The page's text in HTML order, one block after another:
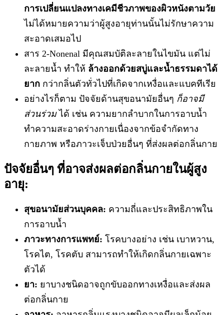
การเปลี่ยนแปลงทางเคมีชีวภาพของผิวหนังตามวัย
ไม่ได้หมายความว่าผู้สูงอายุท่านนั้นไม่รักษาความ
สะอาดเสมอไป
สาร 2-Nonenal มีคุณสมบัติละลายในไขมัน แต่ไม่
ละลายน้ำ ทำให้ ล้างออกด้วยสบู่และน้ำธรรมดาได้
ยาก กว่ากลิ่นตัวทั่วไปที่เกิดจากเหงื่อและแบคทีเรีย
อย่างไรก็ตาม ปัจจัยด้านสุขอนามัยอื่นๆ ก็อาจมี
ส่วนร่วมได้ เช่น ความยากลำบากในการอาบน้ำ
ทำความสะอาดร่างกายเนื่องจากข้อจำกัดทาง
กายภาพ หรือภาวะเจ็บป่วยอื่นๆ ที่ส่งผลต่อกลิ่นกาย
ปัจจัยอื่นๆ ที่อาจส่งผลต่อกลิ่นกายในผู้สูง
อายุ:
สุขอนามัยส่วนบุคคล: ความถี่และประสิทธิภาพใน
การอาบน้ำ
ภาวะทางการแพทย์: โรคบางอย่าง เช่น เบาหวาน,
โรคไต, โรคตับ สามารถทำให้เกิดกลิ่นกายเฉพาะ
ตัวได้
ยา: ยาบางชนิดอาจถูกขับออกทางเหงื่อและส่งผล
ต่อกลิ่นกาย